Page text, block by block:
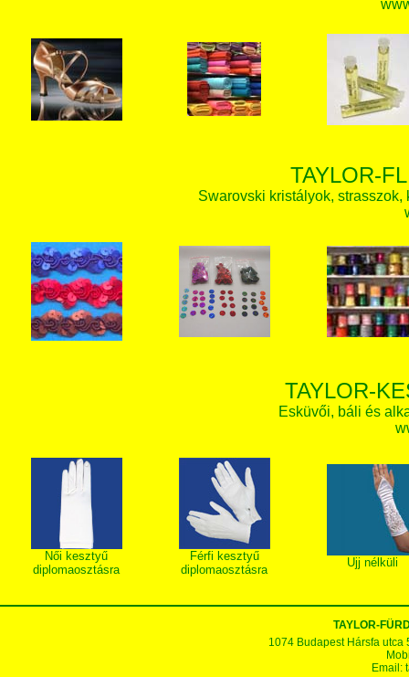
TAYLOR-
Swarovski kristályok,
TAYLOR-
Esküvői, báli és
Női kesztyű
diplomaosztásra
Férfi kesztyű
diplomaosztásra
Ujj nélküli
TAYLOR-
1074 Budapest Hársfa utca
Email: